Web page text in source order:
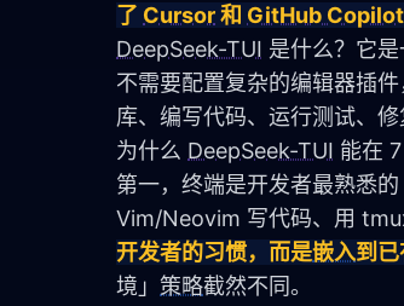
了 Cursor 和 GitHub Copilot
DeepSeek-TUI 是什么？它
不需要配置复杂的编辑器插
库、编写代码、运行测试、修
为什么 DeepSeek-TUI 能在
第一，终端是开发者最熟悉
Vim/Neovim 写代码、用
开发者的习惯，而是嵌入到
境」 策略截然不同。